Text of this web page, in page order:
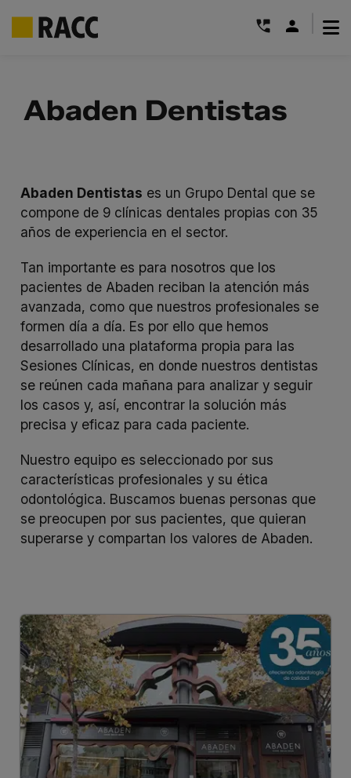
contenido
Abaden Dentistas
Abaden Dentistas es un Grupo Dental que se
compone de 9 clínicas dentales propias con 35
años de experiencia en el sector.
Tan importante es para nosotros que los
pacientes de Abaden reciban la atención más
avanzada, como que nuestros profesionales se
formen día a día. Es por ello que hemos
desarrollado una plataforma propia para las
Sesiones Clínicas, en donde nuestros dentistas
se reúnen cada mañana para analizar y seguir
los casos y, así, encontrar la solución más
precisa y eficaz para cada paciente.
Nuestro equipo es seleccionado por sus
características profesionales y su ética
odontológica. Buscamos buenas personas que
se preocupen por sus pacientes, que quieran
superarse y compartan los valores de Abaden.